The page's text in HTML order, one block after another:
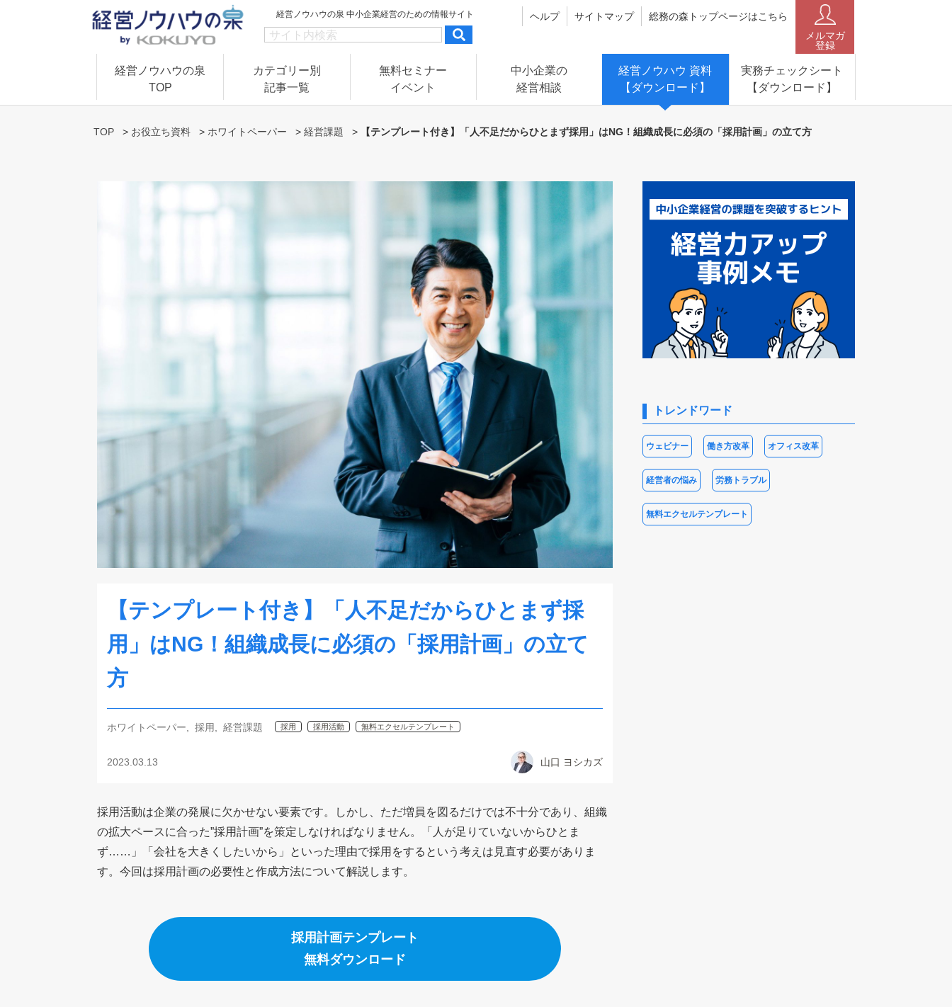
経営ノウハウの泉 中小企業経営のための情報サイト ヘルプ サイトマップ
総務の森トップページはこちら
メルマガ
登録
経営ノウハウの泉
TOP
カテゴリー別
記事一覧
無料セミナー
イベント
中小企業の
経営相談
経営ノウハウ 資料
【ダウンロード】
実務チェックシート
【ダウンロード】
TOP > お役立ち資料 > ホワイトペーパー > 経営課題 > 【テンプレート付き】「人不足だからひとまず採用」はNG！組織成長に必須の「採用計画」の立て方
【テンプレート付き】「人不足だからひとまず採
用」はNG！組織成長に必須の「採用計画」の立て
方
ホワイトペーパー 採用 経営課題 採用 採用活動 無料エクセルテンプレート
2023.03.13 山口 ヨシカズ
採用活動は企業の発展に欠かせない要素です。しかし、ただ増員を図るだけでは不十分であり、組織
の拡大ペースに合った”採用計画”を策定しなければなりません。「人が足りていないからひとま
ず……」「会社を大きくしたいから」といった理由で採用をするという考えは見直す必要がありま
す。今回は採用計画の必要性と作成方法について解説します。
採用計画テンプレート
無料ダウンロード
トレンドワード
ウェビナー 働き方改革 オフィス改革
経営者の悩み 労務トラブル
無料エクセルテンプレート